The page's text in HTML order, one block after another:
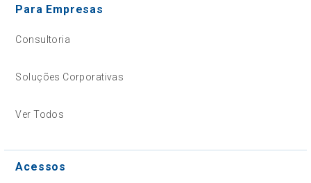
Para Empresas
Consultoria
Soluções Corporativas
Ver Todos
Acessos